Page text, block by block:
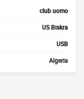
club uomo
US Biskra
USB
Algeria